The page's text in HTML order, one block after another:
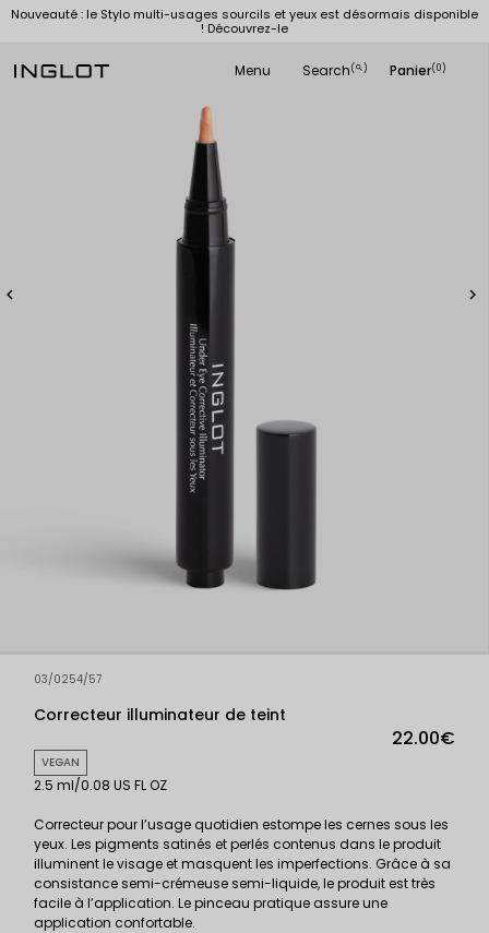
Nouveauté : le Stylo multi-usages sourcils et yeux est désormais disponible
! Découvrez-le
Menu Search(
search ) Panier(0)
 
03/0254/57
Correcteur illuminateur de teint
22.00€
VEGAN
2.5 ml/0.08 US FL OZ
Correcteur pour l’usage quotidien estompe les cernes sous les
yeux. Les pigments satinés et perlés contenus dans le produit
illuminent le visage et masquent les imperfections. Grâce à sa
consistance semi-crémeuse semi-liquide, le produit est très
facile à l’application. Le pinceau pratique assure une
application confortable.